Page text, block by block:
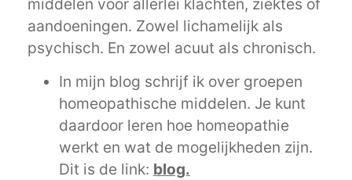
middelen voor allerlei klachten, ziektes of
aandoeningen. Zowel lichamelijk als
psychisch. En zowel acuut als chronisch.
In mijn blog schrijf ik over groepen
homeopathische middelen. Je kunt
daardoor leren hoe homeopathie
werkt en wat de mogelijkheden zijn.
Dit is de link: blog.